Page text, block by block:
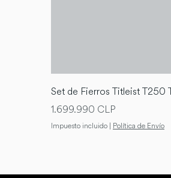
Set de Fierros Titleist T250
Precio
1.699.990 CLP
Impuesto incluido | Política de Envío